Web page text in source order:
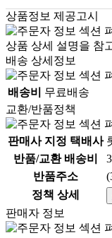
상품정보 제공고시
상품 상세 설명을 참
배송 상세정보
배송비
무료배송
교환/반품정책
판매사 지정 택배사
반품/교환 배송비
반품주소
정책 상세
판매자 정보